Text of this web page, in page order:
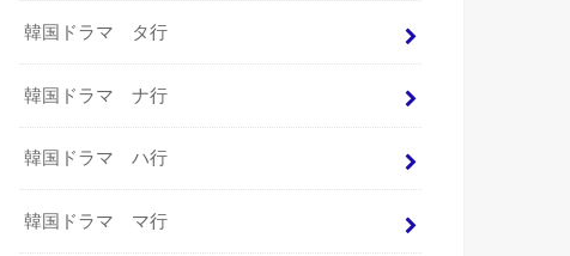
韓国ドラマ タ行
韓国ドラマ ナ行
韓国ドラマ ハ行
韓国ドラマ マ行